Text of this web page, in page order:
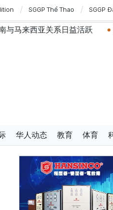
SGGP Thể Thao SGGP
系日益活跃 党中央总书
华人动态 教育 体育